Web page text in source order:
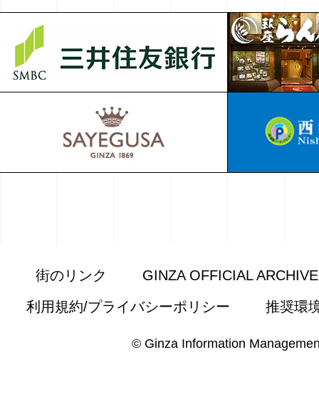
街のリンク
GINZA OFFICIAL
利用規約/プライバシーポリシー
推奨環
© Ginza Information